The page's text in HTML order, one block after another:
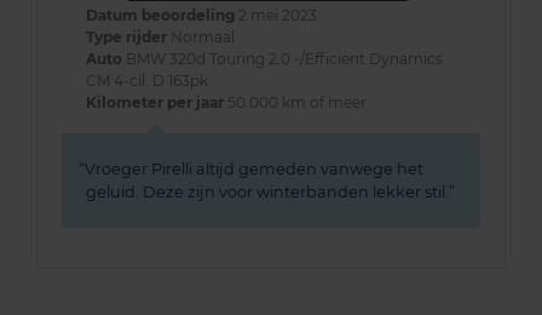
Datum beoordeling 2 mei 2023
Type rijder Normaal
Auto BMW 320d Touring 2.0 -/Efficient Dynamics
CM 4-cil. D 163pk
Kilometer per jaar 50.000 km of meer
Vroeger Pirelli altijd gemeden vanwege het
geluid. Deze zijn voor winterbanden lekker stil.